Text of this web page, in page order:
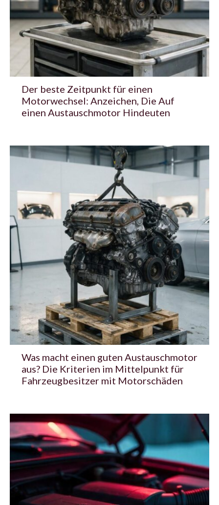
Der beste Zeitpunkt für einen
Motorwechsel: Anzeichen, Die Auf
einen Austauschmotor Hindeuten
Was macht einen guten Austauschmotor
aus? Die Kriterien im Mittelpunkt für
Fahrzeugbesitzer mit Motorschäden